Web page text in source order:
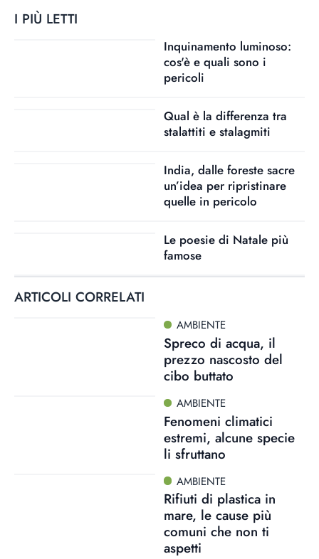
I PIÙ LETTI
Inquinamento luminoso:
cos'è e quali sono i
pericoli
Qual è la differenza tra
stalattiti e stalagmiti
India, dalle foreste sacre
un’idea per ripristinare
quelle in pericolo
Le poesie di Natale più
famose
ARTICOLI CORRELATI
AMBIENTE
Spreco di acqua, il
prezzo nascosto del
cibo buttato
AMBIENTE
Fenomeni climatici
estremi, alcune specie
li sfruttano
AMBIENTE
Rifiuti di plastica in
mare, le cause più
comuni che non ti
aspetti